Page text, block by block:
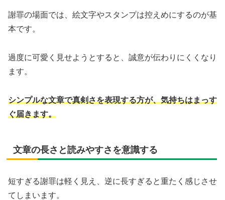
謝罪の場面では、絵文字やスタンプは控えめにするのが基
本です。
過度に可愛く見せようとすると、誠意が伝わりにくくなり
ます。
シンプルな文章で真剣さを表現する方が、気持ちはまっす
ぐ届きます。
文章の長さと読みやすさを意識する
短すぎる謝罪は軽く見え、逆に長すぎると重たく感じさせ
てしまいます。